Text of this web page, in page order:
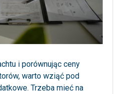
i porównując ceny
warto wziąć pod
Trzeba mieć na